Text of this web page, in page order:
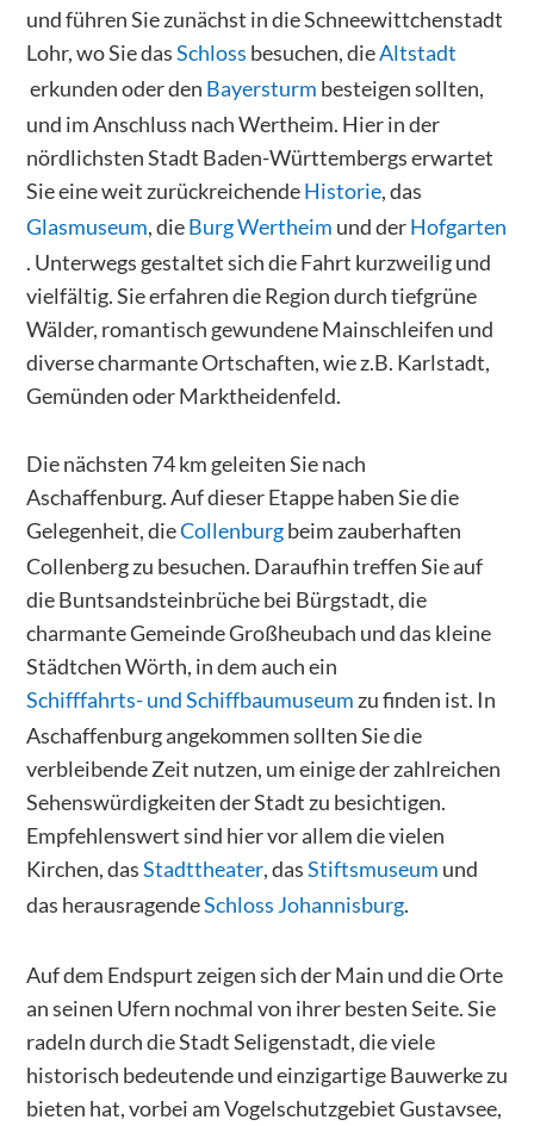
und führen Sie zunächst in die Schneewittchenstadt
Lohr, wo Sie dasSchloss besuchen, dieAltstadt
erkunden oder den Bayersturm besteigen sollten,
und im Anschluss nach Wertheim. Hier in der
nördlichsten Stadt Baden-Württembergs erwartet
Sie eine weit zurückreichendeHistorie, das
Glasmuseum, dieBurg Wertheim und derHofgarten
. Unterwegs gestaltet sich die Fahrt kurzweilig und
vielfältig. Sie erfahren die Region durch tiefgrüne
Wälder, romantisch gewundene Mainschleifen und
diverse charmante Ortschaften, wie z.B. Karlstadt,
Gemünden oder Marktheidenfeld.
Die nächsten 74 km geleiten Sie nach
Aschaffenburg. Auf dieser Etappe haben Sie die
Gelegenheit, dieCollenburgbeim zauberhaften
Collenberg zu besuchen. Daraufhin treffen Sie auf
die Buntsandsteinbrüche bei Bürgstadt, die
charmante Gemeinde Großheubach und das kleine
Städtchen Wörth, in dem auch ein
Schifffahrts- und Schiffbaumuseum zu finden ist. In
Aschaffenburg angekommen sollten Sie die
verbleibende Zeit nutzen, um einige der zahlreichen
Sehenswürdigkeiten der Stadt zu besichtigen.
Empfehlenswert sind hier vor allem die vielen
Kirchen, dasStadttheater, dasStiftsmuseum und
das herausragendeSchloss Johannisburg.
Auf dem Endspurt zeigen sich der Main und die Orte
an seinen Ufern nochmal von ihrer besten Seite. Sie
radeln durch die Stadt Seligenstadt, die viele
historisch bedeutende und einzigartige Bauwerke zu
bieten hat, vorbei am Vogelschutzgebiet Gustavsee,